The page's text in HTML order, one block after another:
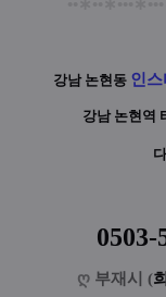
강남 논현동 인스
강남 논현역
0503-
ღ 부재시 (